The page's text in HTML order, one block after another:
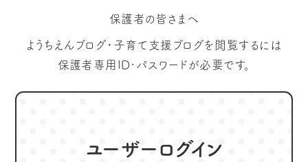
保護者の皆さまへ
ようちえんブログ・子育て支援ブログを閲覧するには
保護者専用ID･パスワードが必要です。
ユーザーログイン